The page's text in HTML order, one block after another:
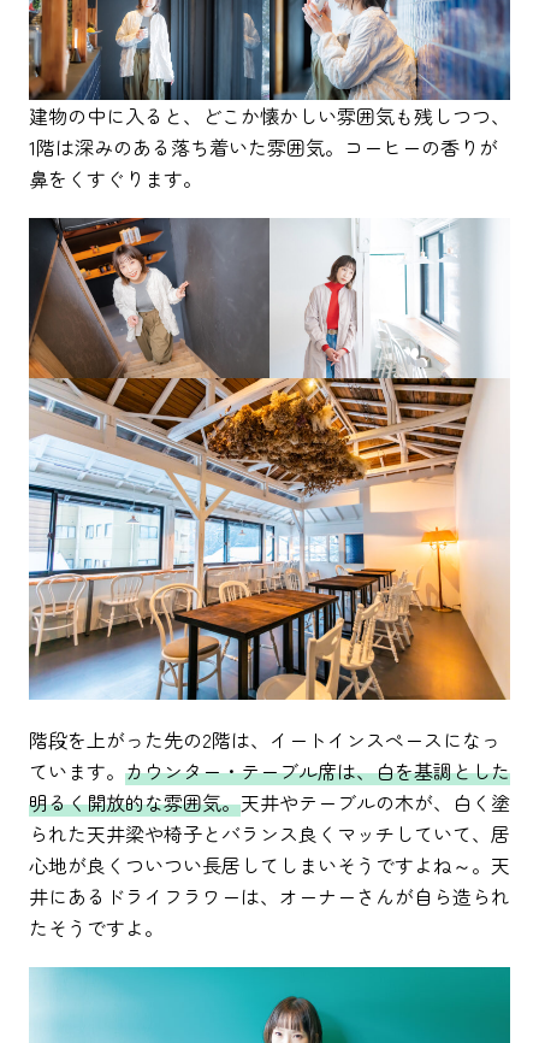
建物の中に入ると、どこか懐かしい雰囲気も残しつつ、
1階は深みのある落ち着いた雰囲気。コーヒーの香りが
鼻をくすぐります。
階段を上がった先の2階は、イートインスペースになっ
ています。 カウンター・テーブル席は、白を基調とした
明るく開放的な雰囲気。天井やテーブルの木が、白く塗
られた天井梁や椅子とバランス良くマッチしていて、居
心地が良くついつい長居してしまいそうですよね～。天
井にあるドライフラワーは、オーナーさんが自ら造られ
たそうですよ。